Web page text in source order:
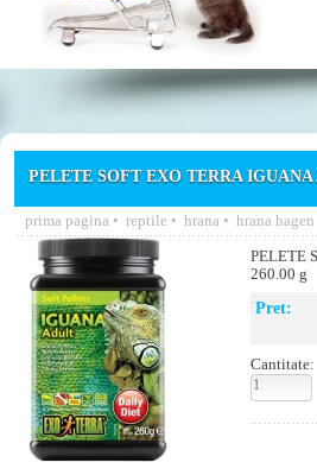
PELETE SOFT EXO TERRA IGUANA
prima pagina • reptile • hrana • hrana hagen
PELETE
260.00 g
Pret:
Cantitate: